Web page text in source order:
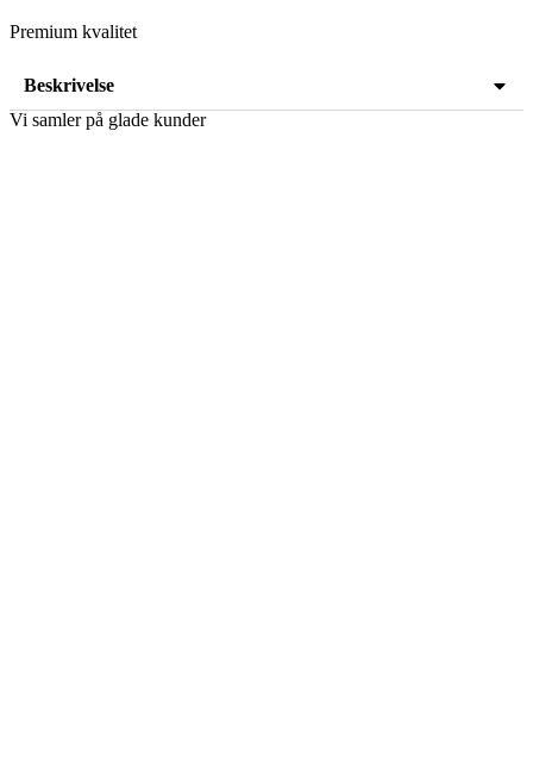
Premium kvalitet
Beskrivelse
Vi samler på glade kunder